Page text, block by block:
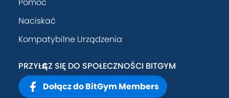
Naciskać
Kompatybilne Urządzenia
PRZYŁĄCZ SIĘ DO SPOŁECZNOŚCI BITGYM
Dołącz do BitGym Members